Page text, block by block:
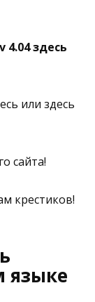
4.04 здесь
или здесь
сайта!
крестиков!
языке